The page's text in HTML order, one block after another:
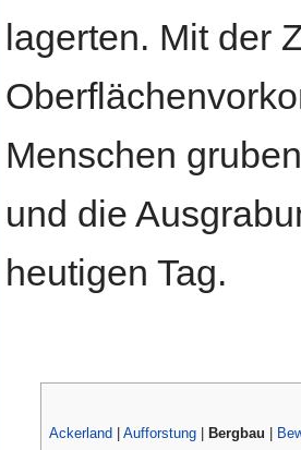
lagerten. Mit der
Menschen
und die
heutigen Tag.
Ackerland| Aufforstung| Bergbau |